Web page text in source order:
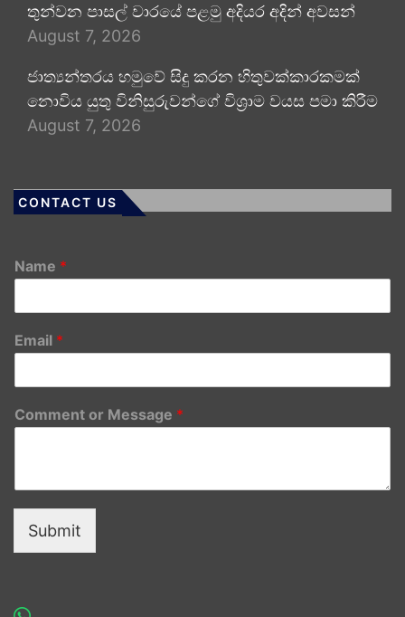
තුන්වන පාසල් වාරයේ පළමු අදියර අදින් අවසන්
August 7, 2026
ජාත්‍යන්තරය හමුවේ සිදු කරන හිතුවක්කාරකමක්
නොවිය යුතු විනිසුරුවන්ගේ විශ්‍රාම වයස පමා කිරීම
August 7, 2026
CONTACT US
Name *
Email *
Comment or Message *
Submit